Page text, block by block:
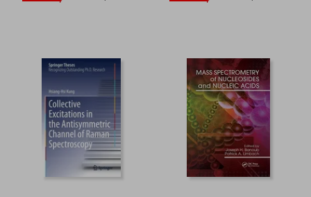
40%
dcto.
45%
dcto.